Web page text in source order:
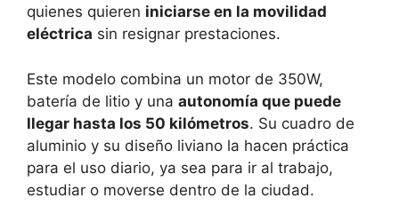
quienes quieren iniciarse en la movilidad
eléctrica sin resignar prestaciones.
Este modelo combina un motor de 350W,
batería de litio y una autonomía que puede
llegar hasta los 50 kilómetros. Su cuadro de
aluminio y su diseño liviano la hacen práctica
para el uso diario, ya sea para ir al trabajo,
estudiar o moverse dentro de la ciudad.